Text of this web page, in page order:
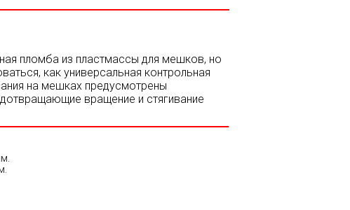
пломба из пластмассы для мешков, но
как универсальная контрольная
на мешках предусмотрены
вращение и стягивание